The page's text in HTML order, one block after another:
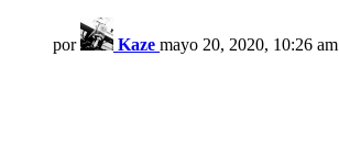
por Kaze mayo 20, 2020, 10:26 am